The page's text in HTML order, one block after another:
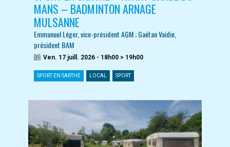
MANS – BADMINTON ARNAGE
MULSANNE
Emmanuel Léger, vice-président AGM ; Gaëtan Vaidie,
président BAM
Ven. 17 juill. 2026 - 18h00 > 19h00
SPORT EN SARTHE LOCAL SPORT